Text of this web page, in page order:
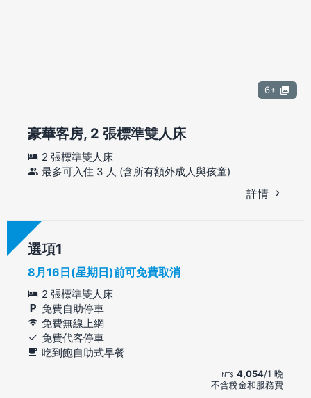
6+
豪華客房, 2 張標準雙人床
2 張標準雙人床
最多可入住 3 人 (含所有額外成人與孩童)
詳情
選項
8月16日(星期日)前可免費取消
2 張標準雙人床
免費自助停車
免費無線上網
免費代客停車
吃到飽自助式早餐
4,054/1 晚
不含稅金和服務費